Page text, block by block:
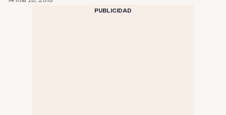
PUBLICIDAD